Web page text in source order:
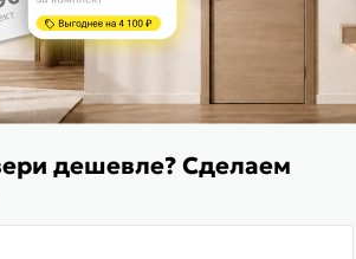
дешевле? Сделаем